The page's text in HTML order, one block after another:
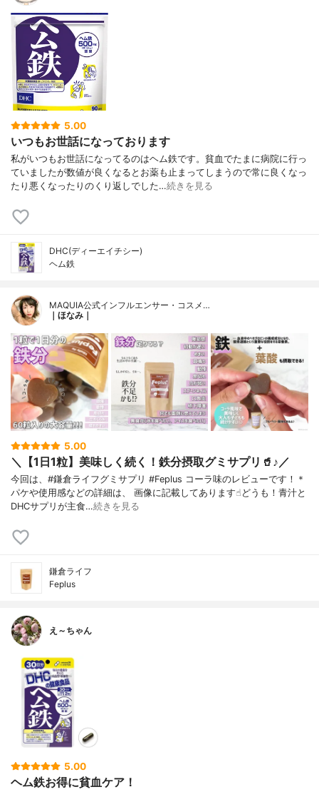
5.00
いつもお世話になっております
私がいつもお世話になってるのはヘム鉄です。貧血でたまに病院に行っ
ていましたが数値が良くなるとお薬も止まってしまうので常に良くなっ
たり悪くなったりのくり返しでした…続きを見る
DHC(ディーエイチシー)
ヘム鉄
MAQUIA公式インフルエンサー・コスメ…
｜ほなみ｜
5.00
＼【1日1粒】美味しく続く！鉄分摂取グミサプリ🥤♪／
今回は、#鎌倉ライフグミサプリ #Feplus コーラ味のレビューです！＊
パケや使用感などの詳細は、 画像に記載してあります☝︎どうも！青汁と
DHCサプリが主食…続きを見る
鎌倉ライフ
Feplus
え～ちゃん
5.00
ヘム鉄お得に貧血ケア！